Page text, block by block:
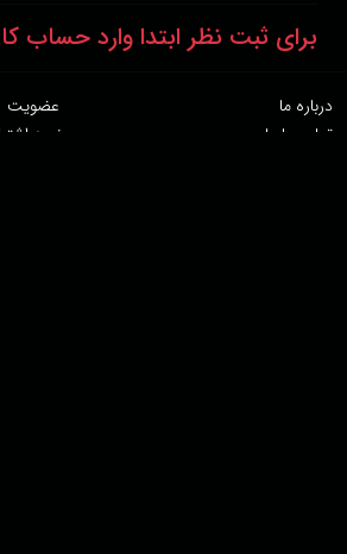
برای ثبت نظر ابتدا وارد حساب
درباره ما
تماس با ما
عضویت
خرید